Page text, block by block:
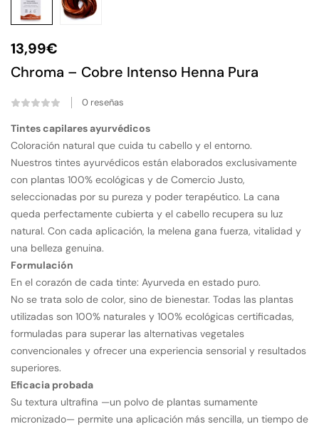
13,99€
Chroma – Cobre Intenso Henna Pura
0 reseñas
Tintes capilares ayurvédicos
Coloración natural que cuida tu cabello y el entorno.
Nuestros tintes ayurvédicos están elaborados exclusivamente
con plantas 100% ecológicas y de Comercio Justo,
seleccionadas por su pureza y poder terapéutico. La cana
queda perfectamente cubierta y el cabello recupera su luz
natural. Con cada aplicación, la melena gana fuerza, vitalidad y
una belleza genuina.
Formulación
En el corazón de cada tinte: Ayurveda en estado puro.
No se trata solo de color, sino de bienestar. Todas las plantas
utilizadas son 100% naturales y 100% ecológicas certificadas,
formuladas para superar las alternativas vegetales
convencionales y ofrecer una experiencia sensorial y resultados
superiores.
Eficacia probada
Su textura ultrafina —un polvo de plantas sumamente
micronizado— permite una aplicación más sencilla, un tiempo de